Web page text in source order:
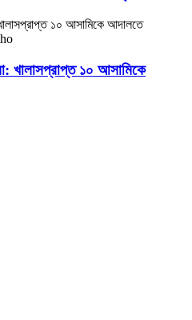
খালাসপ্রাপ্ত ১০ আসামিকে